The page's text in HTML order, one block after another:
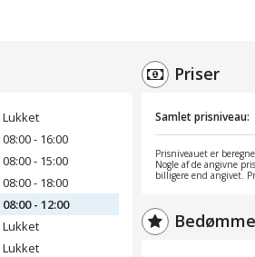
Lukket
08:00 - 16:00
08:00 - 15:00
08:00 - 18:00
08:00 - 12:00
Lukket
Lukket
Priser
Samlet prisniveau:
Prisniveauet er
Nogle af de angivne
billigere end angivet.